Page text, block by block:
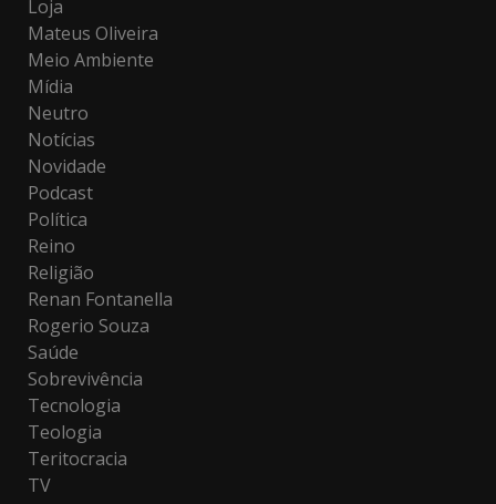
Loja
Mateus Oliveira
Meio Ambiente
Mídia
Neutro
Notícias
Novidade
Podcast
Política
Reino
Religião
Renan Fontanella
Rogerio Souza
Saúde
Sobrevivência
Tecnologia
Teologia
Teritocracia
TV